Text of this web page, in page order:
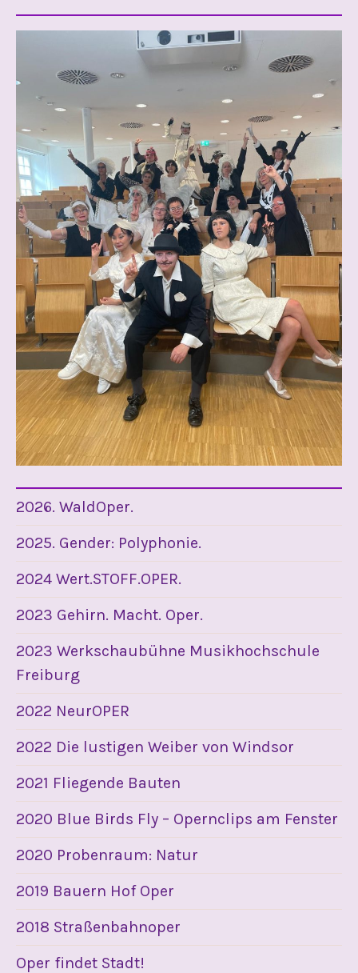
2026. WaldOper.
2025. Gender: Polyphonie.
2024 Wert.STOFF.OPER.
2023 Gehirn. Macht. Oper.
2023 Werkschaubühne Musikhochschule
Freiburg
2022 NeurOPER
2022 Die lustigen Weiber von Windsor
2021 Fliegende Bauten
2020 Blue Birds Fly – Opernclips am Fenster
2020 Probenraum: Natur
2019 Bauern Hof Oper
2018 Straßenbahnoper
Oper findet Stadt!